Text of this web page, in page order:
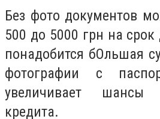
Без фото документов
500 до 5000 грн на
понадобится бОльшая
фотографии с
увеличивает шансы
кредита.